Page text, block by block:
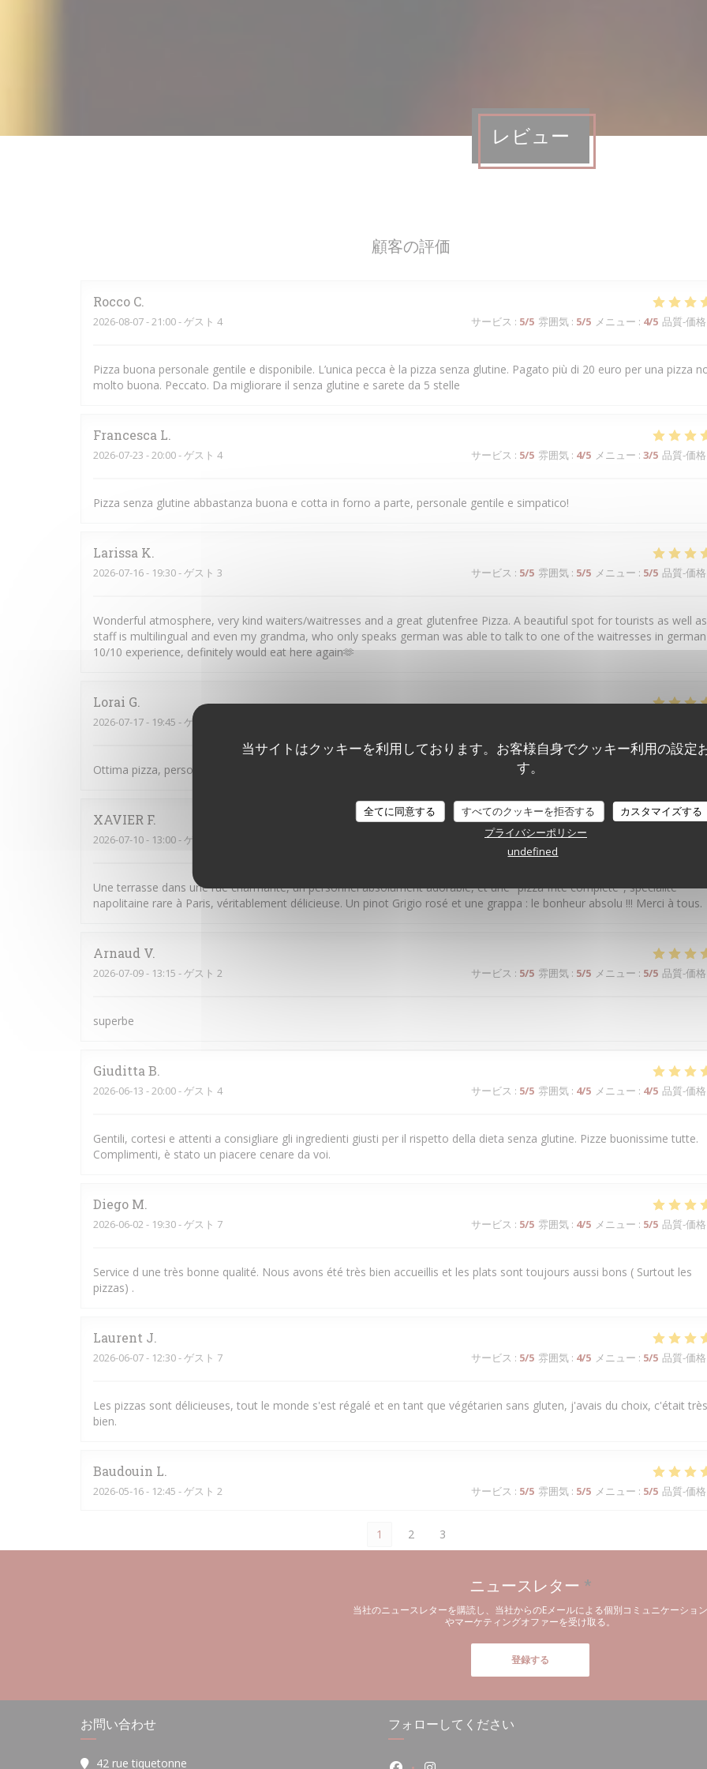
当サイトはクッキーを利用しております。お客様自身でクッキー利用の設定
す。
全てに同意する すべてのクッキーを拒否する
カスタマイズする
プライバシーポリシー
undefined
レビュー
顧客の評価
Rocco C
2026-08-07- 21:00 - ゲスト 4 サービス : 5/5 雰囲気 : 5/5 メニュー : 4/5 品質-価格
Pizza buona personale gentile e disponibile. L’unica pecca è la pizza senza glutine. Pagato più di 20 euro per una pizza
molto buona. Peccato. Da migliorare il senza glutine e sarete da 5 stelle
Francesca L
2026-07-23 - 20:00 - ゲスト 4 サービス : 5/5 雰囲気 : 4/5 メニュー : 3/5 品質-価格
Pizza senza glutine abbastanza buona e cotta in forno a parte, personale gentile e simpatico!
Larissa K
2026-07-16- 19:30 - ゲスト 3 サービス : 5/5 雰囲気 : 5/5 メニュー : 5/5 品質-価格
Wonderful atmosphere, very kind waiters/waitresses and a great glutenfree Pizza. A beautiful spot for tourists as well
staff is multilingual and even my grandma, who only speaks german was able to talk to one of the waitresses in
10/10 experience, definitely would eat here again🫶
Lorai G
2026-07-17- 19:45 - ゲスト 2
Ottima pizza, personale attento, gentille e sorridente. Vengo da anni e mai deluso
XAVIER F
2026-07-10- 13:00 - ゲスト 2 サービス:5/5 雰囲気:5/5
Une terrasse dans une rue charmante, un personnel absolument adorable, et une "pizza frite complète", spécialité
napolitaine rare à Paris, véritablement délicieuse. Un pinot Grigio rosé et une grappa : le bonheur absolu !!! Merci à tous.
Arnaud V
2026-07-09- 13:15 - ゲスト 2 サービス : 5/5 雰囲気 : 5/5 メニュー : 5/5 品質-価格
superbe
Giuditta B
2026-06-13 - 20:00 - ゲスト 4 サービス : 5/5 雰囲気 : 4/5 メニュー : 4/5 品質-価格
Gentili, cortesi e attenti a consigliare gli ingredienti giusti per il rispetto della dieta senza glutine. Pizze buonissime tutte.
Complimenti, è stato un piacere cenare da voi.
Diego M
2026-06-02 - 19:30 - ゲスト 7 サービス : 5/5 雰囲気 : 4/5 メニュー : 5/5 品質-価格
Service d une très bonne qualité. Nous avons été très bien accueillis et les plats sont toujours aussi bons ( Surtout les
pizzas) .
Laurent J
2026-06-07- 12:30 - ゲスト 7 サービス : 5/5 雰囲気 : 4/5 メニュー : 5/5 品質-価格
Les pizzas sont délicieuses, tout le monde s'est régalé et en tant que végétarien sans gluten, j'avais du choix, c'était très
bien.
Baudouin L
2026-05-16- 12:45 - ゲスト 2 サービス : 5/5 雰囲気 : 5/5 メニュー : 5/5 品質-価格
1 2 3
ニュースレター *
当社のニュースレターを購読し、当社からのEメールによる個別コミュニケーション
やマーケティングオファーを受け取る。
登録する
お問い合わせ
42 rue tiquetonne
フォローしてください